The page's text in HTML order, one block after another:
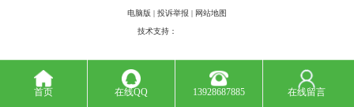
电脑版 | 投诉举报 | 网站地图
技术支持：
首页 在线QQ 13928687885 在线留言